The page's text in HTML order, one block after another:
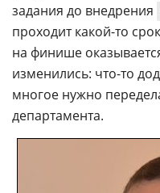
задания до внедрения
проходит какой-то
на финише
изменились: что-то
многое нужно
департамента.